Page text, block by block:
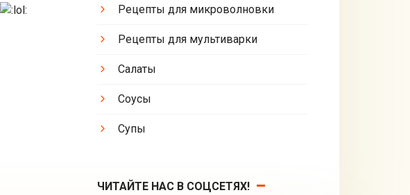
Рецепты для микроволновки
Рецепты для мультиварки
Салаты
Соусы
Супы
ЧИТАЙТЕ НАС В СОЦСЕТЯХ!